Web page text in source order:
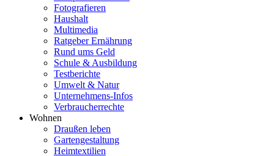
Fotografieren
Haushalt
Multimedia
Ratgeber Ernährung
Rund ums Geld
Schule & Ausbildung
Testberichte
Umwelt & Natur
Unternehmens-Infos
Verbraucherrechte
Wohnen
Draußen leben
Gartengestaltung
Heimtextilien